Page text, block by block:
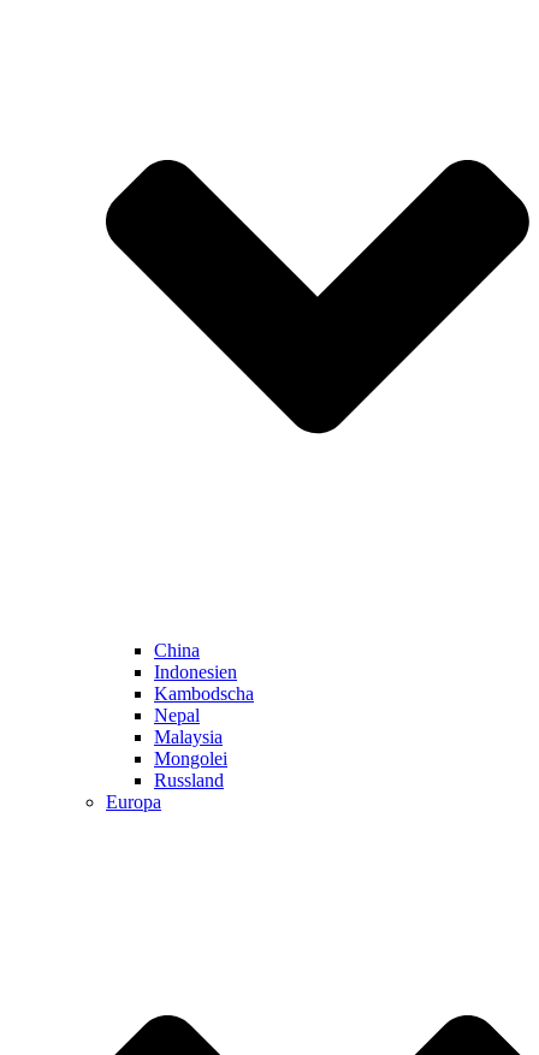
China
Indonesien
Kambodscha
Nepal
Malaysia
Mongolei
Russland
Europa